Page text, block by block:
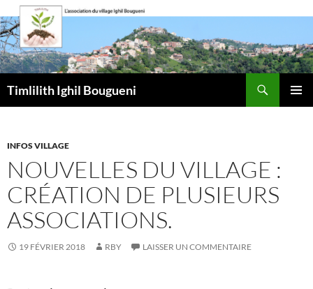
Aller
au
contenu
Timlilith Ighil Bougueni
INFOS VILLAGE
NOUVELLES DU VILLAGE :
CRÉATION DE PLUSIEURS
ASSOCIATIONS.
19 FÉVRIER 2018 RBY LAISSER UN COMMENTAIRE